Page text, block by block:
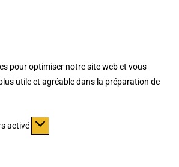
pour optimiser notre site web et vous
utile et agréable dans la préparation de
activé